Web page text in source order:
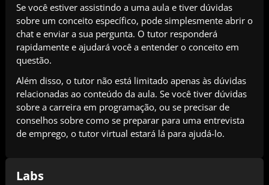
Se você estiver assistindo a uma aula e tiver dúvidas
sobre um conceito específico, pode simplesmente abrir o
chat e enviar a sua pergunta. O tutor responderá
rapidamente e ajudará você a entender o conceito em
questão.
Além disso, o tutor não está limitado apenas às dúvidas
relacionadas ao conteúdo da aula. Se você tiver dúvidas
sobre a carreira em programação, ou se precisar de
conselhos sobre como se preparar para uma entrevista
de emprego, o tutor virtual estará lá para ajudá-lo.
Labs